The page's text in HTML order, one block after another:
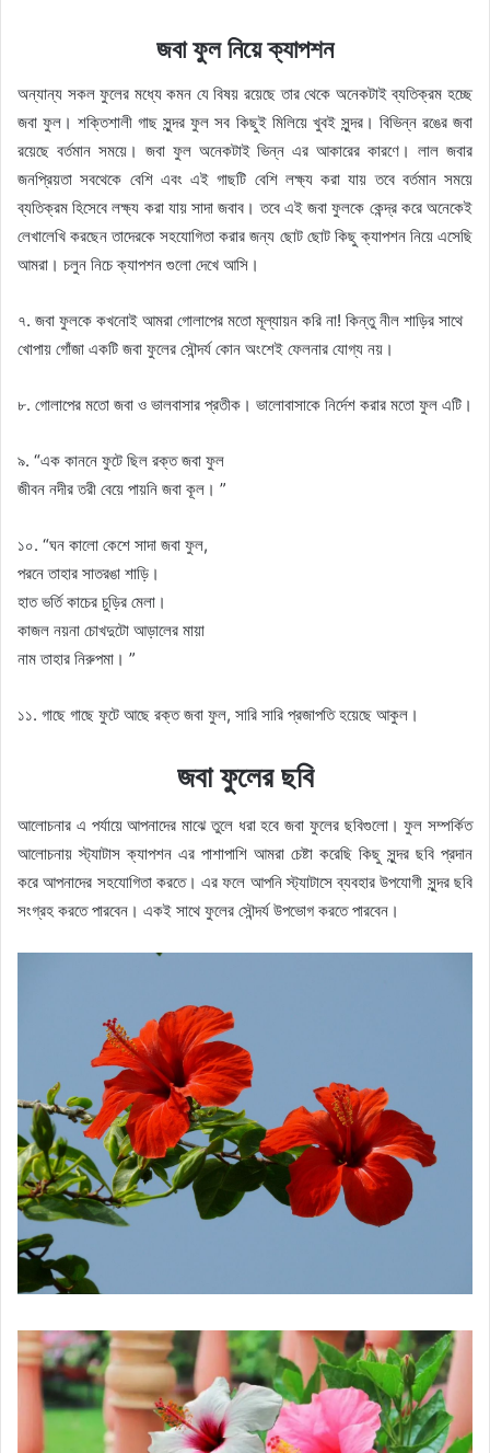
জবা ফুল নিয়ে ক্যাপশন
অন্যান্য সকল ফুলের মধ্যে কমন যে বিষয় রয়েছে তার থেকে অনেকটাই ব্যতিক্রম হচ্ছে
জবা ফুল। শক্তিশালী গাছ সুন্দর ফুল সব কিছুই মিলিয়ে খুবই সুন্দর। বিভিন্ন রঙের জবা
রয়েছে বর্তমান সময়ে। জবা ফুল অনেকটাই ভিন্ন এর আকারের কারণে। লাল জবার
জনপ্রিয়তা সবথেকে বেশি এবং এই গাছটি বেশি লক্ষ্য করা যায় তবে বর্তমান সময়ে
ব্যতিক্রম হিসেবে লক্ষ্য করা যায় সাদা জবাব। তবে এই জবা ফুলকে কেন্দ্র করে অনেকেই
লেখালেখি করছেন তাদেরকে সহযোগিতা করার জন্য ছোট ছোট কিছু ক্যাপশন নিয়ে এসেছি
আমরা। চলুন নিচে ক্যাপশন গুলো দেখে আসি।
৭. জবা ফুলকে কখনোই আমরা গোলাপের মতো মূল্যায়ন করি না! কিন্তু নীল শাড়ির সাথে
খোপায় গোঁজা একটি জবা ফুলের সৌন্দর্য কোন অংশেই ফেলনার যোগ্য নয়।
৮. গোলাপের মতো জবা ও ভালবাসার প্রতীক। ভালোবাসাকে নির্দেশ করার মতো ফুল এটি।
৯. “এক কাননে ফুটে ছিল রক্ত জবা ফুল
জীবন নদীর তরী বেয়ে পায়নি জবা কূল। ”
১০. “ঘন কালো কেশে সাদা জবা ফুল,
পরনে তাহার সাতরঙা শাড়ি।
হাত ভর্তি কাচের চুড়ির মেলা।
কাজল নয়না চোখদুটো আড়ালের মায়া
নাম তাহার নিরুপমা। ”
১১. গাছে গাছে ফুটে আছে রক্ত জবা ফুল, সারি সারি প্রজাপতি হয়েছে আকুল।
জবা ফুলের ছবি
আলোচনার এ পর্যায়ে আপনাদের মাঝে তুলে ধরা হবে জবা ফুলের ছবিগুলো। ফুল সম্পর্কিত
আলোচনায় স্ট্যাটাস ক্যাপশন এর পাশাপাশি আমরা চেষ্টা করেছি কিছু সুন্দর ছবি প্রদান
করে আপনাদের সহযোগিতা করতে। এর ফলে আপনি স্ট্যাটাসে ব্যবহার উপযোগী সুন্দর ছবি
সংগ্রহ করতে পারবেন। একই সাথে ফুলের সৌন্দর্য উপভোগ করতে পারবেন।